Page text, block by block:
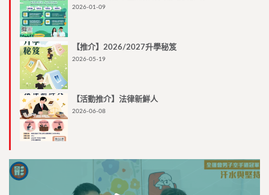
2026-01-09
【推介】2026/2027升學秘笈
2026-05-19
【活動推介】法律新鮮人
2026-06-08